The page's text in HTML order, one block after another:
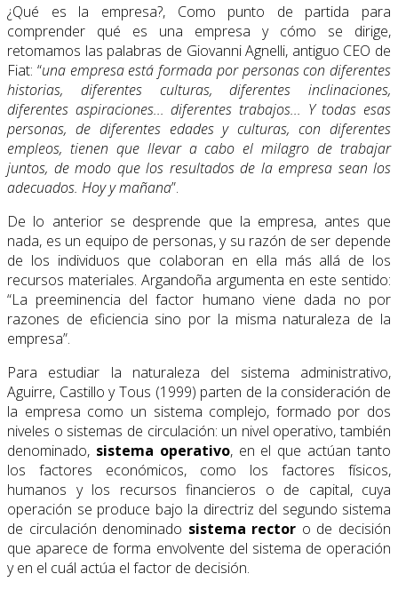
¿Qué es la empresa?, Como punto de partida para
comprender qué es una empresa y cómo se dirige,
retomamos las palabras de Giovanni Agnelli, antiguo CEO de
Fiat: “una empresa está formada por personas con diferentes
historias, diferentes culturas, diferentes inclinaciones,
diferentes aspiraciones... diferentes trabajos... Y todas esas
personas, de diferentes edades y culturas, con diferentes
empleos, tienen que llevar a cabo el milagro de trabajar
juntos, de modo que los resultados de la empresa sean los
adecuados. Hoy y mañana”.
De lo anterior se desprende que la empresa, antes que
nada, es un equipo de personas, y su razón de ser depende
de los individuos que colaboran en ella más allá de los
recursos materiales. Argandoña argumenta en este sentido:
“La preeminencia del factor humano viene dada no por
razones de eficiencia sino por la misma naturaleza de la
empresa”.
Para estudiar la naturaleza del sistema administrativo,
Aguirre, Castillo y Tous (1999) parten de la consideración de
la empresa como un sistema complejo, formado por dos
niveles o sistemas de circulación: un nivel operativo, también
denominado, sistema operativo, en el que actúan tanto
los factores económicos, como los factores físicos,
humanos y los recursos financieros o de capital, cuya
operación se produce bajo la directriz del segundo sistema
de circulación denominado sistema rector o de decisión
que aparece de forma envolvente del sistema de operación
y en el cuál actúa el factor de decisión.